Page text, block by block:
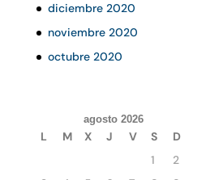
diciembre 2020
noviembre 2020
octubre 2020
agosto 2026
L M X J V S
D
1
2